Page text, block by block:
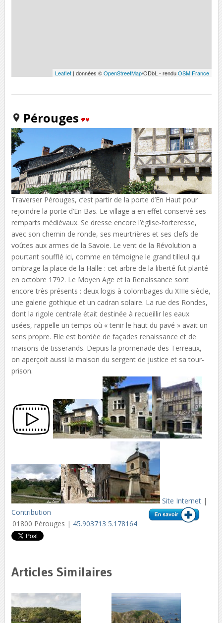
Leaflet | données ©OpenStreetMap/ODbL - renduOSM France
Pérouges
Traverser Pérouges, c’est partir de la porte d’En Haut pour
rejoindre la porte d’En Bas. Le village a en effet conservé ses
remparts médiévaux. Se dresse encore l’église-forteresse,
avec son chemin de ronde, ses meurtrières et ses clefs de
voûtes aux armes de la Savoie. Le vent de la Révolution a
pourtant soufflé ici, comme en témoigne le grand tilleul qui
ombrage la place de la Halle : cet arbre de la liberté fut planté
en octobre 1792. Le Moyen Age et la Renaissance sont
encore très présents : deux logis à colombages du XIIIe siècle,
une galerie gothique et un cadran solaire. La rue des Rondes,
dont la rigole centrale était destinée à recueillir les eaux
usées, rappelle un temps où « tenir le haut du pavé » avait un
sens propre. Elle est bordée de façades renaissance et de
maisons de tisserands. Depuis la promenade des Terreaux,
on aperçoit aussi la maison du sergent de justice et sa tour-
prison.
Site Internet|
Contribution
01800 Pérouges | 45.903713 5.178164
Articles Similaires